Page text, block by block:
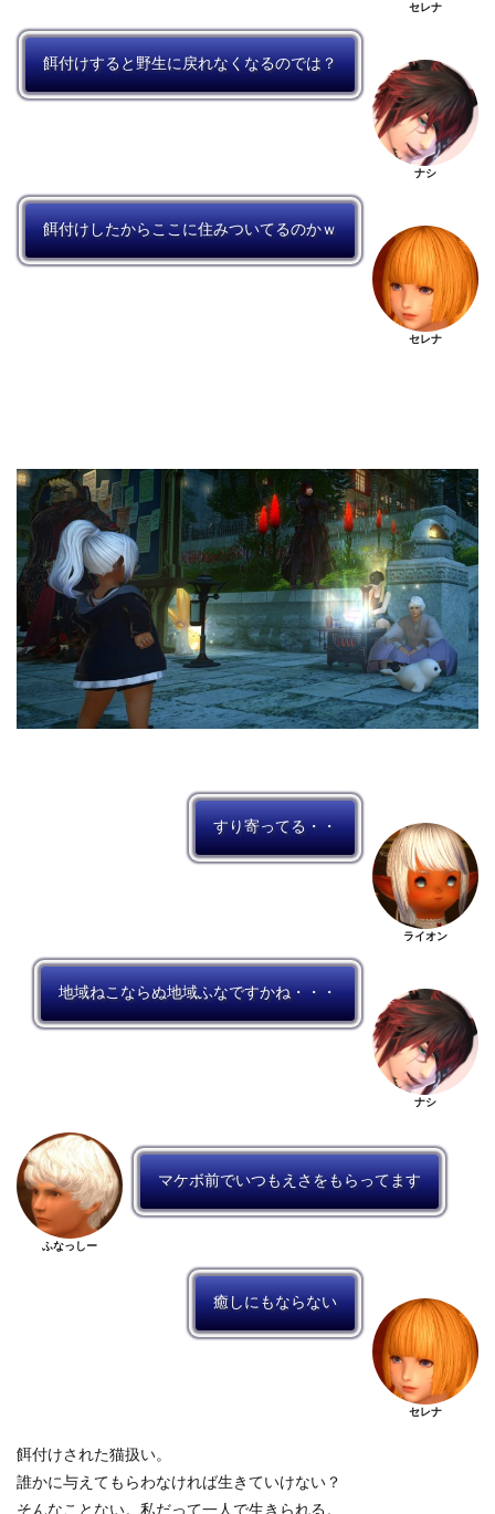
セレナ
餌付けすると野生に戻れなくなるのでは？
ナシ
餌付けしたからここに住みついてるのかｗ
セレナ
すり寄ってる・・
ライオン
地域ねこならぬ地域ふなですかね・・・
ナシ
ふなっしー
マケボ前でいつもえさをもらってます
癒しにもならない
セレナ
餌付けされた猫扱い。
誰かに与えてもらわなければ生きていけない？
そんなことない。私だって一人で生きられる。